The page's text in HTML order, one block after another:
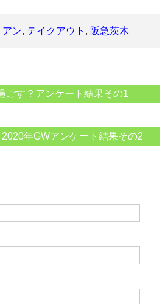
アン, テイクアウト , 阪急茨木
ごす？アンケート結果その1
2020年GWアンケート結果その2